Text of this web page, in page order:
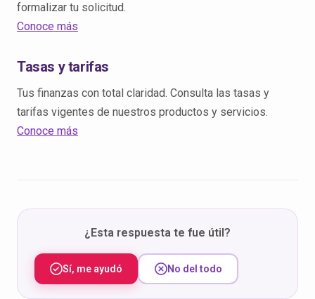
formalizar tu solicitud.
Conoce más
Tasas y tarifas
Tus finanzas con total claridad. Consulta las tasas y
tarifas vigentes de nuestros productos y servicios.
Conoce más
¿Esta respuesta te fue útil?
Sí, me ayudó No del todo